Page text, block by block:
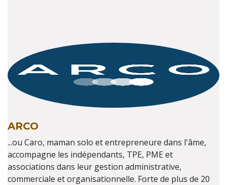
ARCO
...ou Caro, maman solo et entrepreneure dans l'âme,
accompagne les indépendants, TPE, PME et
associations dans leur gestion administrative,
commerciale et organisationnelle. Forte de plus de 20